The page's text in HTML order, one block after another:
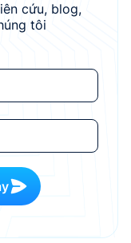
cứu, blog,
tôi